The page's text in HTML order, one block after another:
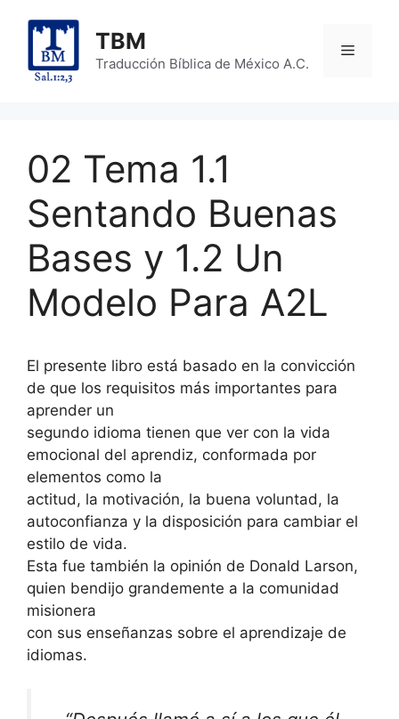
content
TBM
Traducción Bíblica de México A.C.
Menu
02 Tema 1.1
Sentando Buenas
Bases y 1.2 Un
Modelo Para A2L
El presente libro está basado en la convicción
de que los requisitos más importantes para
aprender un
segundo idioma tienen que ver con la vida
emocional del aprendiz, conformada por
elementos como la
actitud, la motivación, la buena voluntad, la
autoconfianza y la disposición para cambiar el
estilo de vida.
Esta fue también la opinión de Donald Larson,
quien bendijo grandemente a la comunidad
misionera
con sus enseñanzas sobre el aprendizaje de
idiomas.